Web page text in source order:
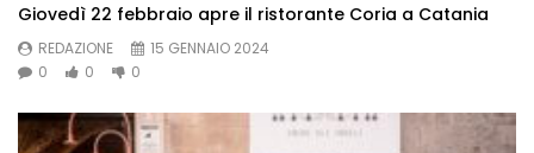
Giovedì 22 febbraio apre il ristorante Coria a Catania
REDAZIONE
15 GENNAIO 2024
0
0 0